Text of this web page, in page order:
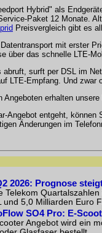
Hybrid" als
Paket 12 Monate.
Preisvergleich gibt es
mit erster
über das schnelle LTE-
surft per DSL im
LTE-Empfang. Und zwar
erhalten unsere
Angebot entgeht, können
Änderungen im
2026: Prognose
Telekom
und 5,0 Milliarden Euro
SO4 Pro: E-
Angebot wird ein